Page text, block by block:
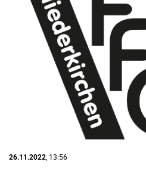
26.11.2022 , 13:56